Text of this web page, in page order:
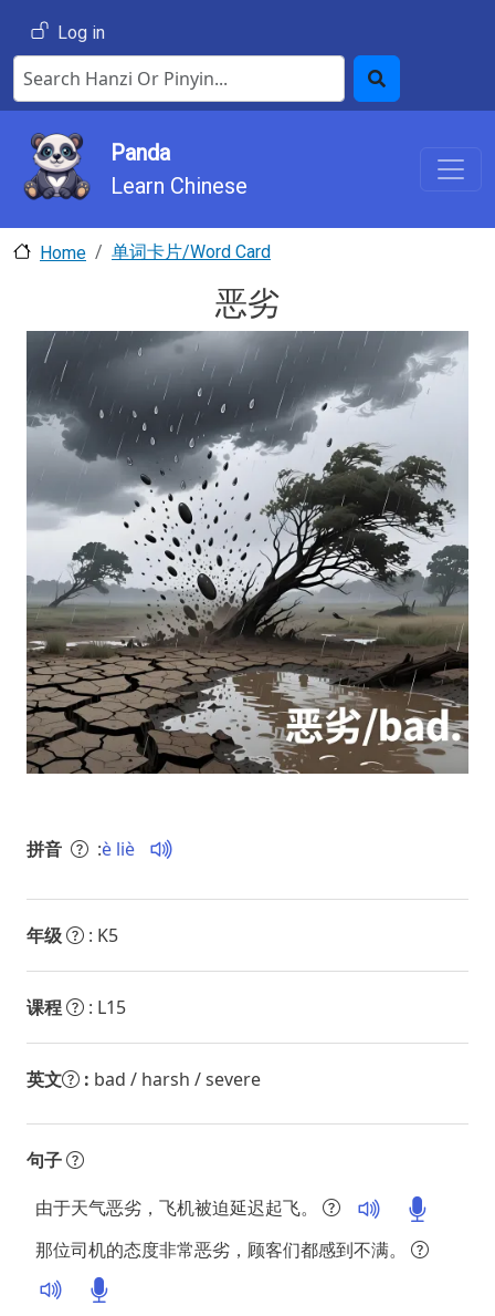
User account menu
Log in
Search Hanzi or Pinyin
Search
Panda
Learn Chinese
Home 单词卡片/Word Card
恶劣
拼音 :è liè
年级 : K5
课程 : L15
英文 : bad / harsh / severe
句子
由于天气恶劣，飞机被迫延迟起飞。
那位司机的态度非常恶劣，顾客们都感到不满。